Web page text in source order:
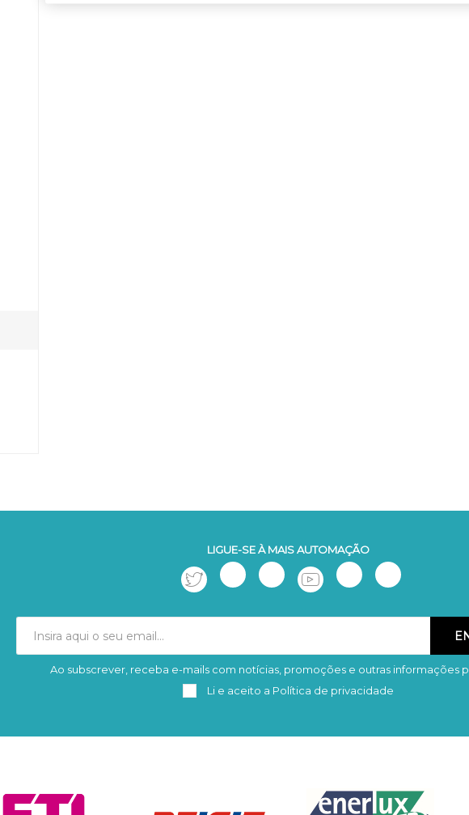
LIGUE-SE À MAIS AUTOMAÇÃO
Subscrever Remover
Ao subscrever, receba e-mails com notícias, promoções e outras informações
Li e aceito a Política de privacidade